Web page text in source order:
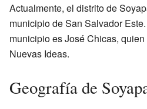
Actualmente, el distrito de
municipio de San Salvador
municipio es José Chicas,
Nuevas Ideas.
Geografía de